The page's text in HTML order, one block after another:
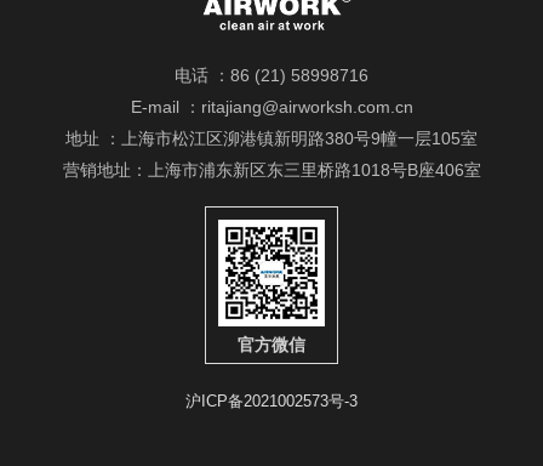
电话 ：86 (21) 58998716
E-mail ：ritajiang@airworksh.com.cn
地址 ：上海市松江区泖港镇新明路380号9幢一层105室
营销地址：上海市浦东新区东三里桥路1018号B座406室
官方微信
沪ICP备2021002573号-3